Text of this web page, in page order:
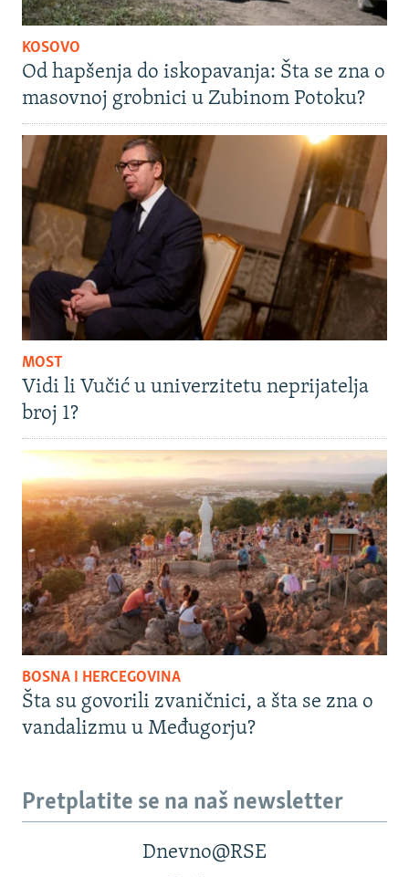
KOSOVO
Od hapšenja do iskopavanja: Šta se zna o
masovnoj grobnici u Zubinom Potoku?
MOST
Vidi li Vučić u univerzitetu neprijatelja
broj 1?
BOSNA I HERCEGOVINA
Šta su govorili zvaničnici, a šta se zna o
vandalizmu u Međugorju?
Pretplatite se na naš newsletter
Dnevno@RSE